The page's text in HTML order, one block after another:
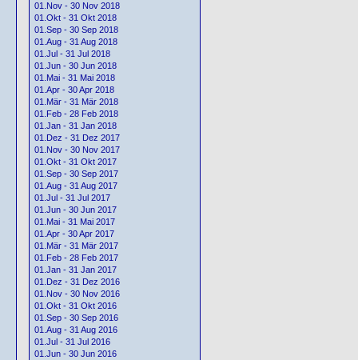
01.Nov - 30 Nov 2018
01.Okt - 31 Okt 2018
01.Sep - 30 Sep 2018
01.Aug - 31 Aug 2018
01.Jul - 31 Jul 2018
01.Jun - 30 Jun 2018
01.Mai - 31 Mai 2018
01.Apr - 30 Apr 2018
01.Mär - 31 Mär 2018
01.Feb - 28 Feb 2018
01.Jan - 31 Jan 2018
01.Dez - 31 Dez 2017
01.Nov - 30 Nov 2017
01.Okt - 31 Okt 2017
01.Sep - 30 Sep 2017
01.Aug - 31 Aug 2017
01.Jul - 31 Jul 2017
01.Jun - 30 Jun 2017
01.Mai - 31 Mai 2017
01.Apr - 30 Apr 2017
01.Mär - 31 Mär 2017
01.Feb - 28 Feb 2017
01.Jan - 31 Jan 2017
01.Dez - 31 Dez 2016
01.Nov - 30 Nov 2016
01.Okt - 31 Okt 2016
01.Sep - 30 Sep 2016
01.Aug - 31 Aug 2016
01.Jul - 31 Jul 2016
01.Jun - 30 Jun 2016